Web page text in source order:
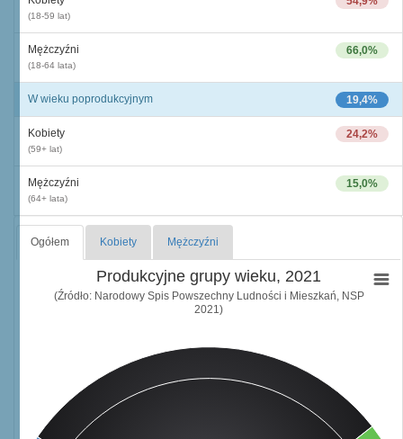
(18-59 lat)
66,0%
Mężczyźni
(18-64 lata)
19,4%
W wieku poprodukcyjnym
24,2%
Kobiety
(59+ lat)
15,0%
Mężczyźni
(64+ lata)
Ogółem Kobiety Mężczyźni
Produkcyjne grupy wieku, 2021
(Źródło: Narodowy Spis Powszechny Ludności i Mieszkań, NSP
2021)